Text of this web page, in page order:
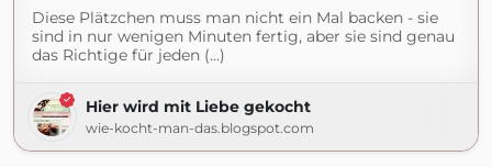
Diese Plätzchen muss man nicht ein Mal backen - sie
sind in nur wenigen Minuten fertig, aber sie sind genau
das Richtige für jeden (...)
Hier wird mit Liebe gekocht
wie-kocht-man-das.blogspot.com